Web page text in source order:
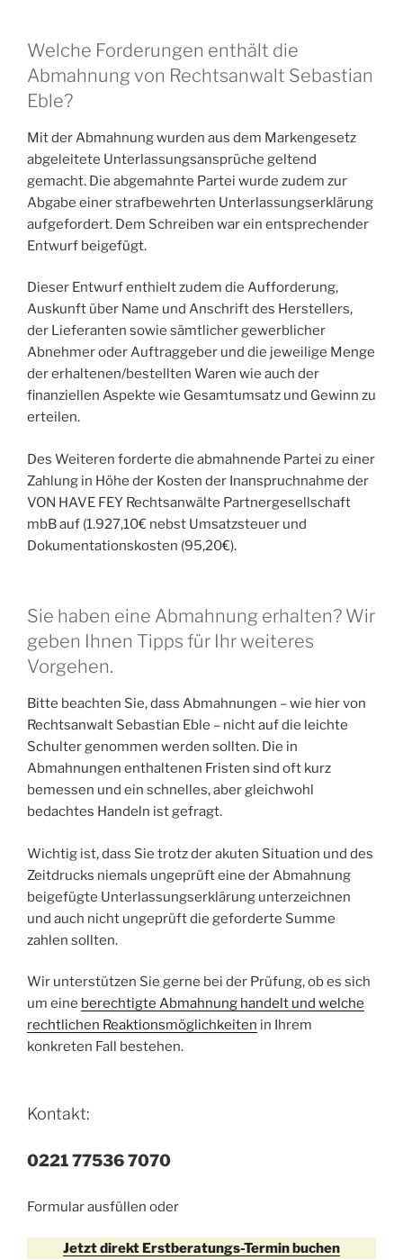
Welche Forderungen enthält die
Abmahnung von Rechtsanwalt Sebastian
Eble?
Mit der Abmahnung wurden aus dem Markengesetz
abgeleitete Unterlassungsansprüche geltend
gemacht. Die abgemahnte Partei wurde zudem zur
Abgabe einer strafbewehrten Unterlassungserklärung
aufgefordert. Dem Schreiben war ein entsprechender
Entwurf beigefügt.
Dieser Entwurf enthielt zudem die Aufforderung,
Auskunft über Name und Anschrift des Herstellers,
der Lieferanten sowie sämtlicher gewerblicher
Abnehmer oder Auftraggeber und die jeweilige Menge
der erhaltenen/bestellten Waren wie auch der
finanziellen Aspekte wie Gesamtumsatz und Gewinn zu
erteilen.
Des Weiteren forderte die abmahnende Partei zu einer
Zahlung in Höhe der Kosten der Inanspruchnahme der
VON HAVE FEY Rechtsanwälte Partnergesellschaft
mbB auf (1.927,10€ nebst Umsatzsteuer und
Dokumentationskosten (95,20€).
Sie haben eine Abmahnung erhalten? Wir
geben Ihnen Tipps für Ihr weiteres
Vorgehen.
Bitte beachten Sie, dass Abmahnungen – wie hier von
Rechtsanwalt Sebastian Eble – nicht auf die leichte
Schulter genommen werden sollten. Die in
Abmahnungen enthaltenen Fristen sind oft kurz
bemessen und ein schnelles, aber gleichwohl
bedachtes Handeln ist gefragt.
Wichtig ist, dass Sie trotz der akuten Situation und des
Zeitdrucks niemals ungeprüft eine der Abmahnung
beigefügte Unterlassungserklärung unterzeichnen
und auch nicht ungeprüft die geforderte Summe
zahlen sollten.
Wir unterstützen Sie gerne bei der Prüfung, ob es sich
um eine berechtigte Abmahnung handelt und welche
rechtlichen Reaktionsmöglichkeiten in Ihrem
konkreten Fall bestehen.
Kontakt:
0221 77536 7070
Formular ausfüllen oder
Jetzt direkt Erstberatungs-Termin buchen